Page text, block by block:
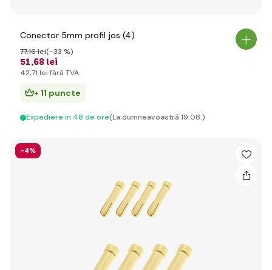
Conector 5mm profil jos (4)
51,68 lei
77,16 lei(-33 %)
42,71 lei fără TVA
+ 11 puncte
Expediere in 48 de ore(La dumneavoastră 19.08.)
-4%